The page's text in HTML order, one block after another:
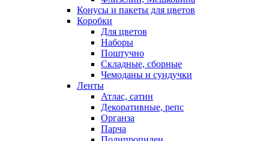
Конусы и пакеты для цветов
Коробки
Для цветов
Наборы
Поштучно
Складные, сборные
Чемоданы и сундучки
Ленты
Атлас, сатин
Декоративные, репс
Органза
Парча